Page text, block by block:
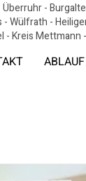
-
Wülfrath -
- Kreis